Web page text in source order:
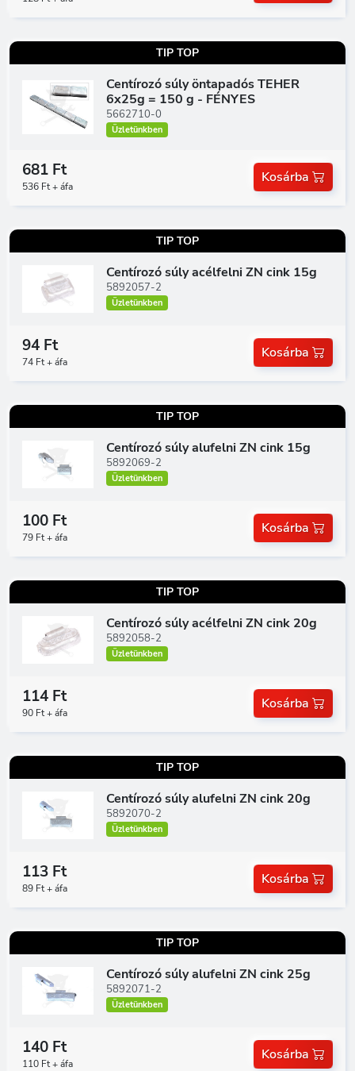
TIP TOP
Centírozó súly öntapadós TEHER
6x25g = 150 g - FÉNYES
5662710-0
Üzletünkben
681 Ft
536 Ft + áfa
Kosárba
TIP TOP
Centírozó súly acélfelni ZN cink 15g
5892057-2
Üzletünkben
94 Ft
74 Ft + áfa
Kosárba
TIP TOP
Centírozó súly alufelni ZN cink 15g
5892069-2
Üzletünkben
100 Ft
79 Ft + áfa
Kosárba
TIP TOP
Centírozó súly acélfelni ZN cink 20g
5892058-2
Üzletünkben
114 Ft
90 Ft + áfa
Kosárba
TIP TOP
Centírozó súly alufelni ZN cink 20g
5892070-2
Üzletünkben
113 Ft
89 Ft + áfa
Kosárba
TIP TOP
Centírozó súly alufelni ZN cink 25g
5892071-2
Üzletünkben
140 Ft
110 Ft + áfa
Kosárba